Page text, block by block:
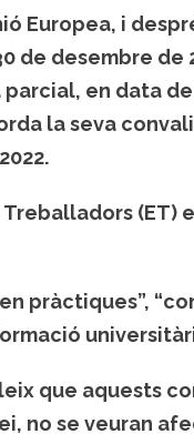
Europea, i
de desembre de
en data
la seva
(ET)
pràctiques”,
que aquests
no se veuran